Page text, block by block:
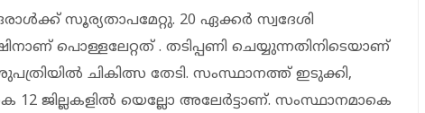
സൂര്യതാപമേറ്റു. 20 ഏക്കർ സ്വദേശി
പൊള്ളലേറ്റത് . തടിപ്പണി ചെയ്യുന്നതിനിടെയാണ്
ചികിത്സ തേടി. സംസ്ഥാനത്ത് ഇടുക്കി,
12 ജില്ലകളിൽ യെല്ലോ അലേര്‍ട്ടാണ്. സംസ്ഥാനമാകെ